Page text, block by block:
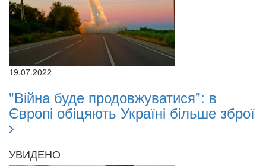
19.07.2022
"Війна буде продовжуватися": в
Європі обіцяють Україні більше зброї
УВИДЕНО